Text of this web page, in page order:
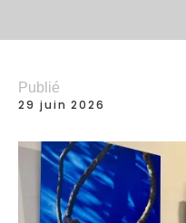
Publié
29 juin 2026